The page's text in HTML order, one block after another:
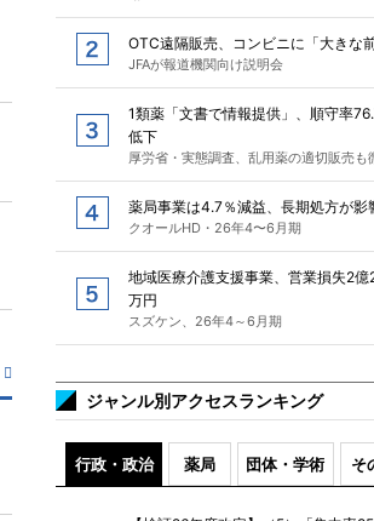
OTC遠隔販売、コンビニに「大きな前
JFAが報道機関向け説明会
1類薬「文書で情報提供」、順守率
低下
厚労省・実態調査、乱用薬の適切販売も
薬局事業は4.7％減益、長期処方が影
クオールHD・26年4〜6月期
地域医療介護支援事業、営業損失2
万円
スズケン、26年4～6月期
ジャンル別アクセスランキング
行政・政治 薬局 団体・学術 そ